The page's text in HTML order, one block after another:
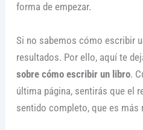
forma de empezar.
Si no sabemos cómo escribir
resultados. Por ello, aquí te
sobre cómo escribir un libro.
última página, sentirás que el
sentido completo, que es más